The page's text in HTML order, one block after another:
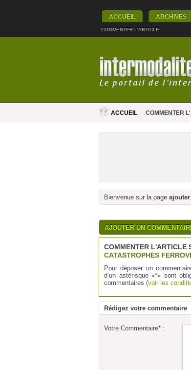
ACCUEIL ARCHIVES
COMMENTER L'ARTICLE
ACCUEIL COMMENTER
Bienvenue sur la page
AJOUTER UN
COMMENTER L'ARTICLE
CATASTROPHES
Pour déposer un
d’un astérisque «*» sont
commentaires (voir les
Rédigez votre commentaire
Votre Commentaire* :